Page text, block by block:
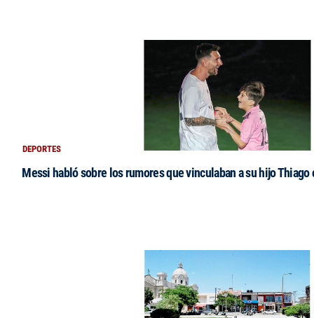
DEPORTES
Messi habló sobre los rumores que vinculaban a su hijo Thiago